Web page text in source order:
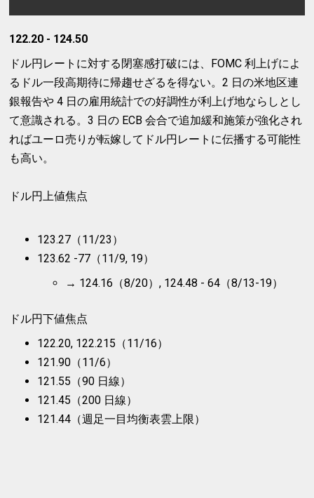
122.20 - 124.50
ドル円レートに対する閉塞感打破には、FOMC 利上げによ
るドル一段高期待に帰趨せざるを得ない。2 日の米地区連
銀報告や 4 日の雇用統計での好調性が利上げ地ならしとし
て意識される。3 日の ECB 会合で追加緩和施策が強化され
ればユーロ売りが転嫁してドル円レートに伝播する可能性
も高い。
ドル円上値焦点
123.27（11/23）
123.62 -77（11/9, 19）
→ 124.16（8/20）, 124.48 - 64（8/13-19）
ドル円下値焦点
122.20, 122.215（11/16）
121.90（11/6）
121.55（90 日線）
121.45（200 日線）
121.44（週足一目均衡表雲上限）